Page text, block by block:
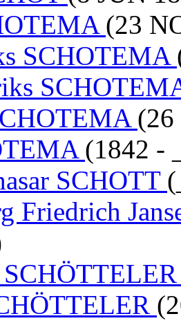
(23
SCHOTEMA
(26
(1842 -
SCHOTT
Friedrich